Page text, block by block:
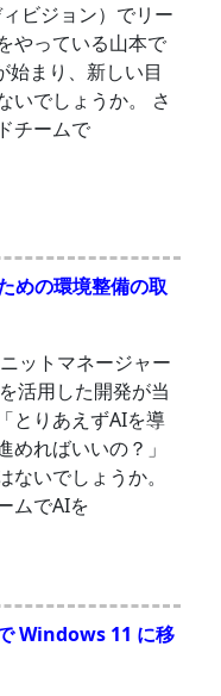
ビジョン）でリー
やっている山本で
始まり、新しい目
いでしょうか。 さ
チームで
めの環境整備の取
ットマネージャー
活用した開発が当
とりあえずAIを導
めればいいの？」
いでしょうか。
ムでAIを
Windows 11 に移